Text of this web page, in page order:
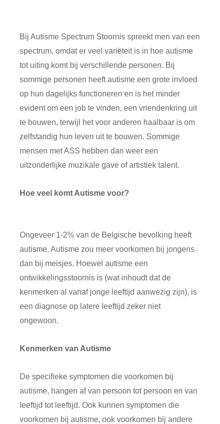
Bij Autisme Spectrum Stoornis spreekt men van een
spectrum, omdat er veel variëteit is in hoe autisme
tot uiting komt bij verschillende personen. Bij
sommige personen heeft autisme een grote invloed
op hun dagelijks functioneren en is het minder
evident om een job te vinden, een vriendenkring uit
te bouwen, terwijl het voor anderen haalbaar is om
zelfstandig hun leven uit te bouwen. Sommige
mensen met ASS hebben dan weer een
uitzonderlijke muzikale gave of artistiek talent.
Hoe veel komt Autisme voor?
Ongeveer 1-2% van de Belgische bevolking heeft
autisme. Autisme zou meer voorkomen bij jongens
dan bij meisjes. Hoewel autisme een
ontwikkelingsstoornis is (wat inhoudt dat de
kenmerken al vanaf jonge leeftijd aanwezig zijn), is
een diagnose op latere leeftijd zeker niet
ongewoon.
Kenmerken van Autisme
De specifieke symptomen die voorkomen bij
autisme, hangen af van persoon tot persoon en van
leeftijd tot leeftijd. Ook kunnen symptomen die
voorkomen bij autisme, ook voorkomen bij andere